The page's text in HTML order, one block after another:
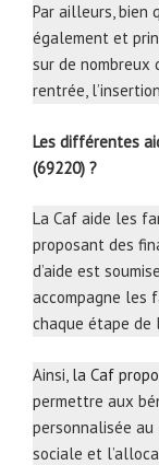
Par ailleurs, bien
également et
sur de nombreux
rentrée,
Les différentes
(69220) ?
La Caf aide les
proposant des
d’aide est
accompagne les
chaque étape de
Ainsi, la Caf
permettre aux
personnalisée
sociale et